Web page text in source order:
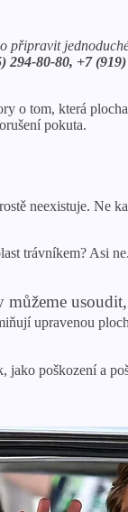
připravit
294-80-80, +7
o tom, která
pokuta.
neexistuje. Ne
trávníkem? Asi
upravenou
poškození a